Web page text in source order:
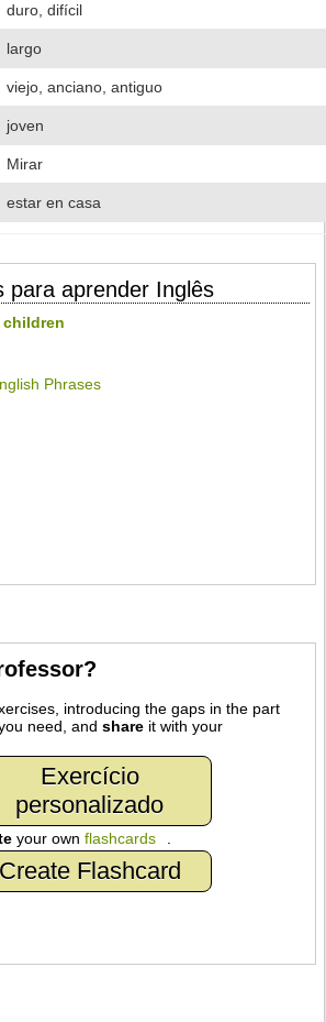
duro, difícil
largo
viejo, anciano, antiguo
joven
Mirar
estar en casa
para aprender Inglês
children
Phrases
introducing the gaps in the part
need, andshare it with your
Exercício
personalizado
your ownflashcards
Create Flashcard